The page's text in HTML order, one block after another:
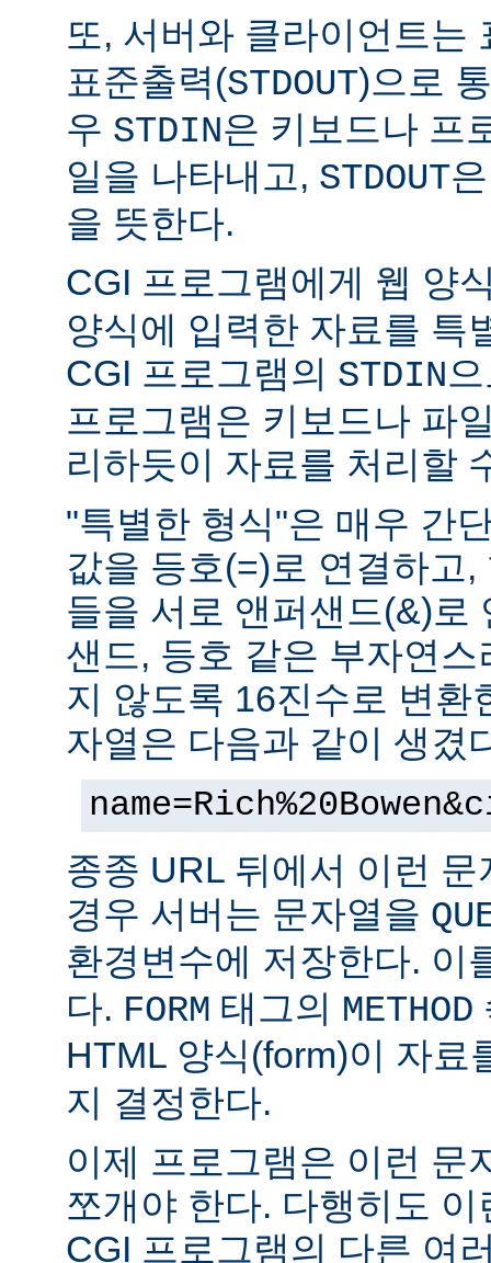
또, 서버와 클라이언트는
표준출력(STDOUT)으로
우 STDIN은 키보드나 프
일을 나타내고, STDOUT
을 뜻한다.
CGI 프로그램에게 웹 양
양식에 입력한 자료를 특
CGI 프로그램의 STDIN
프로그램은 키보드나 파
리하듯이 자료를 처리할
"특별한 형식"은 매우 간
값을 등호(=)로 연결하고
들을 서로 앤퍼샌드(&)로
샌드, 등호 같은 부자연
지 않도록 16진수로 변환
자열은 다음과 같이 생겼
종종 URL 뒤에서 이런
경우 서버는 문자열을
환경변수에 저장한다. 이
다. FORM 태그의 METHOD
HTML 양식(form)이 자료
지 결정한다.
이제 프로그램은 이런 문
쪼개야 한다. 다행히도
CGI 프로그램의 다른 여